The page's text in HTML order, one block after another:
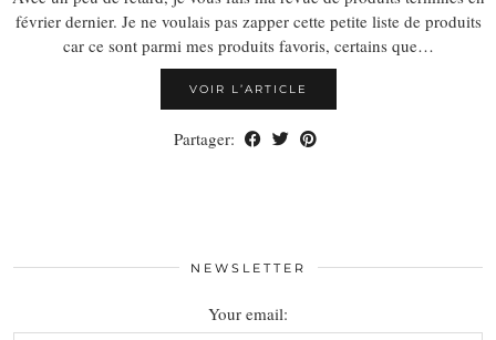
février dernier. Je ne voulais pas zapper cette petite liste de produits
car ce sont parmi mes produits favoris, certains que…
VOIR L’ARTICLE
Partager:
NEWSLETTER
Your email: